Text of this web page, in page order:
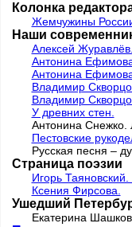
Колонка
Жемчужины
Наши
Алексей
Антонина
Антонина
Владимир
Владимир
У древних стен.
Антонина Снежко.
Пестовские
Русская песня –
Страница поэзии
Игорь
Ксения Фирсова.
Ушедший
Екатерина